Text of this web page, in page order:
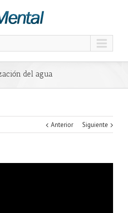
del agua
Anterior Siguiente